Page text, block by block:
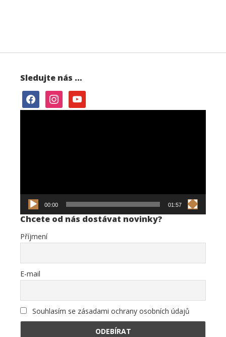
Sledujte nás …
facebookinstagramyoutube
00:00 01:57
Chcete od nás dostávat novinky?
Příjmení
E-mail
Souhlasím se zásadami ochrany osobních údajů